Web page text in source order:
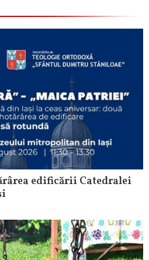
edificării Catedralei